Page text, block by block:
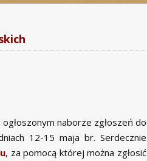
naborze zgłoszeń do
12-15 maja br. Serdecznie
, za pomocą której można zgłosić